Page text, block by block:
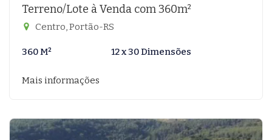
Terreno/Lote à Venda com 360m²
Centro, Portão-RS
360 M² 12 x 30 Dimensões
Mais informações